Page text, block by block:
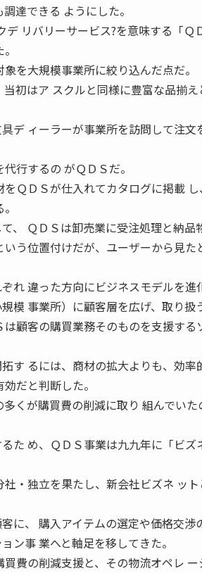
達できる ようにした。
リバリーサービス?を意味する「Ｑ
を大規模事業所に絞り込んだ点だ。
初はア スクルと同様に豊富な品揃
デ ィーラーが事業所を訪問して注文
行するの がＱＤＳだ。
ＱＤＳが仕入れてカタログに掲載
、 ＱＤＳは卸売業に受注処理と納品
う位置付けだが、ユーザーから見た
れ 違った方向にビジネスモデルを進
模 事業所）に顧客層を広げ、取り扱
顧客の購買業務そのものを支援する
す るには、商材の拡大よりも、効率
だと判断した。
くが購買費の削減に取り 組んでい
た め、ＱＤＳ事業は九九年に「ビズ
・独立を果たし、新会社ビズネ ッ
に、 購入アイテムの選定や価格交
ン事 業へと軸足を移してきた。
費の削減支援と、その物流オペレ